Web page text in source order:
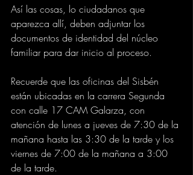
Así las cosas, lo ciudadanos que
aparezca allí, deben adjuntar los
documentos de identidad del núcleo
familiar para dar inicio al proceso.
Recuerde que las oficinas del Sisbén
están ubicadas en la carrera Segunda
con calle 17 CAM Galarza, con
atención de lunes a jueves de 7:30 de la
mañana hasta las 3:30 de la tarde y los
viernes de 7:00 de la mañana a 3:00
de la tarde.